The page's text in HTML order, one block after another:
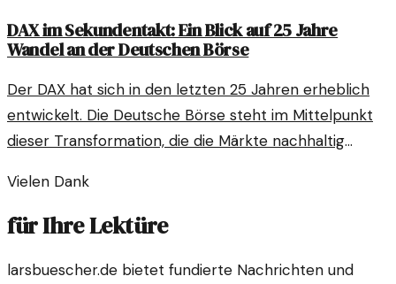
DAX im Sekundentakt: Ein Blick auf 25 Jahre
Wandel an der Deutschen Börse
Der DAX hat sich in den letzten 25 Jahren erheblich
entwickelt. Die Deutsche Börse steht im Mittelpunkt
dieser Transformation, die die Märkte nachhaltig
Vielen Dank
für Ihre Lektüre
larsbuescher.de bietet fundierte Nachrichten und